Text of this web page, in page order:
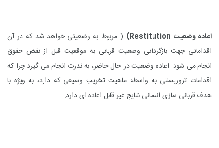
اعاده وضعیت (Restitution
) مربوط به وضعیتی خواهد شد که در آن
اقداماتی جهت بازگردانی وضعیت قربانی به موقعیت قبل از نقض حقوق
انجام می شود. اعاده وضعیت در حال حاضر، به ندرت انجام می گیرد چرا که
اقدامات تروریستی به واسطه ماهیت تخریب وسیعی که دارد، به ویژه با
هدف قربانی سازی انسانی نتایج غیر قابل اعاده ای دارد.